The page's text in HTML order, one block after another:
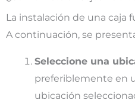
La instalación de una caja
A continuación, se
Seleccione una
preferiblemente en
ubicación